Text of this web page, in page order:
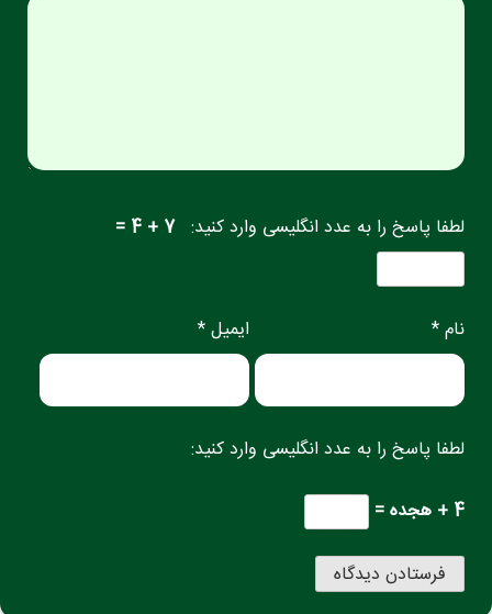
لطفا پاسخ را به عدد انگلیسی وارد کنید: 7 + 4 =
نام * ایمیل *
لطفا پاسخ را به عدد انگلیسی وارد کنید:
4 + هجده =